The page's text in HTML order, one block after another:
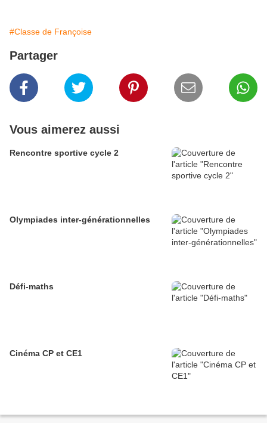
#Classe de Françoise
Partager
Vous aimerez aussi
Rencontre sportive cycle 2
Olympiades inter-générationnelles
Défi-maths
Cinéma CP et CE1